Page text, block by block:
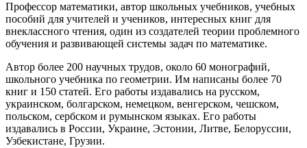
Профессор математики, автор школьных учебников, учебных
пособий для учителей и учеников, интересных книг для
внеклассного чтения, один из создателей теории проблемного
обучения и развивающей системы задач по математике.
Автор более 200 научных трудов, около 60 монографий,
школьного учебника по геометрии. Им написаны более 70
книг и 150 статей. Его работы издавались на русском,
украинском, болгарском, немецком, венгерском, чешском,
польском, сербском и румынском языках. Его работы
издавались в России, Украине, Эстонии, Литве, Белоруссии,
Узбекистане, Грузии.